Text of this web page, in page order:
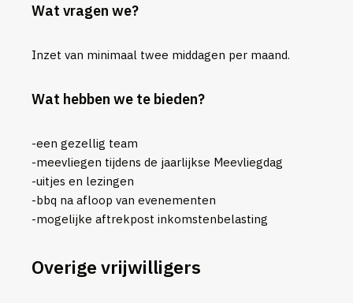
Wat vragen we?
Inzet van minimaal twee middagen per maand.
Wat hebben we te bieden?
-een gezellig team
-meevliegen tijdens de jaarlijkse Meevliegdag
-uitjes en lezingen
-bbq na afloop van evenementen
-mogelijke aftrekpost inkomstenbelasting
Overige vrijwilligers